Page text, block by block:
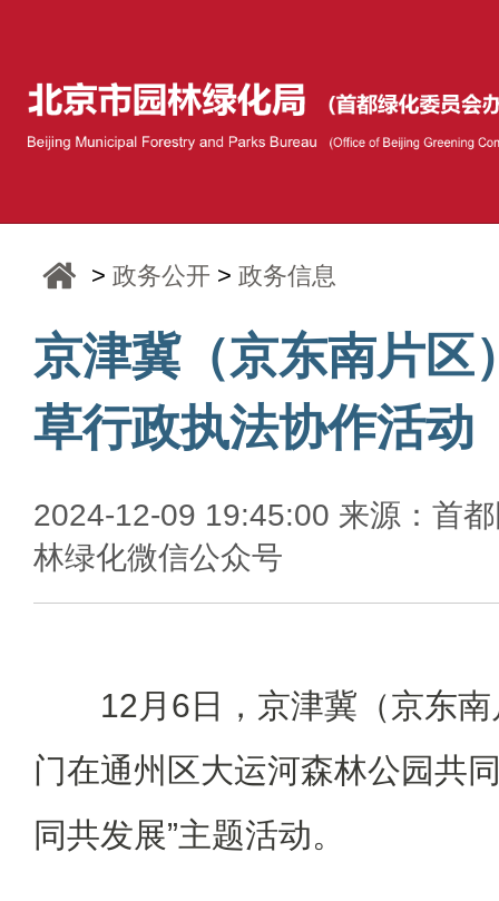
>政务公开 >政务信息
京津冀（京东南片区
草行政执法协作活动
2024-12-09 19:45:00 来源：首
林绿化微信公众号
12月6日，京津冀（京东
门在通州区大运河森林公园共
同共发展”主题活动。